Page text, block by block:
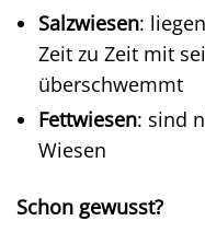
Salzwiesen:
Zeit zu Zeit mit
überschwemmt
Fettwiesen: sind
Wiesen
Schon gewusst?